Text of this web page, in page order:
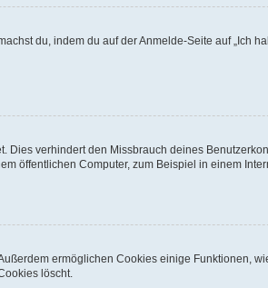
du, indem du auf der Anmelde-Seite auf „Ich
verhindert den Missbrauch deines
öffentlichen Computer, zum Beispiel in einem
ermöglichen Cookies einige Funktionen,
löscht.